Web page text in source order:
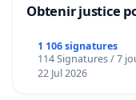
Obtenir justice
1 106 signatures
114 Signatures / 7
22 Jul 2026